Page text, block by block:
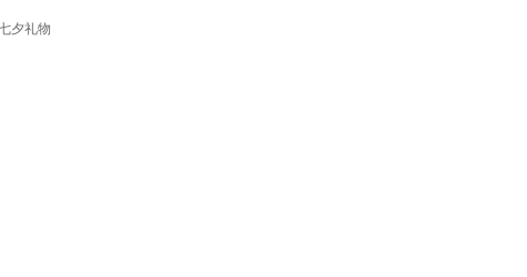
夕礼物